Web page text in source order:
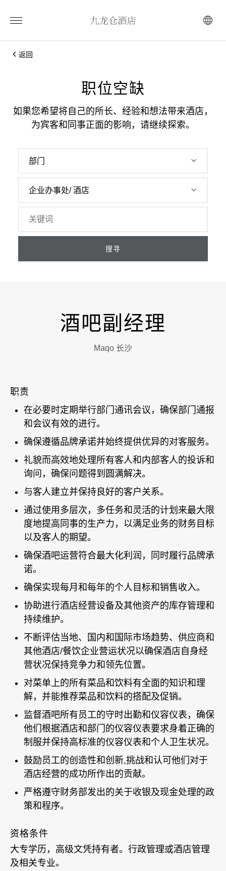
返回
职位空缺
如果您希望将自己的所长、经验和想法带来酒店，
为宾客和同事正面的影响，请继续探索。
部门
企业办事处/ 酒店
搜寻
酒吧副经理
Maqo 长沙
职责
在必要时定期举行部门通讯会议，确保部门通报
和会议有效的进行。
确保遵循品牌承诺并始终提供优异的对客服务。
礼貌而高效地处理所有客人和内部客人的投诉和
询问，确保问题得到圆满解决。
与客人建立并保持良好的客户关系。
通过使用多层次，多任务和灵活的计划来最大限
度地提高同事的生产力，以满足业务的财务目标
以及客人的期望。
确保酒吧运营符合最大化利润，同时履行品牌承
诺。
确保实现每月和每年的个人目标和销售收入。
协助进行酒店经营设备及其他资产的库存管理和
持续维护。
不断评估当地、国内和国际市场趋势、供应商和
其他酒店/餐饮企业营运状况以确保酒店自身经
营状况保持竞争力和领先位置。
对菜单上的所有菜品和饮料有全面的知识和理
解，并能推荐菜品和饮料的搭配及促销。
监督酒吧所有员工的守时出勤和仪容仪表，确保
他们根据酒店和部门的仪容仪表要求身着正确的
制服并保持高标准的仪容仪表和个人卫生状况。
鼓励员工的创造性和创新,挑战和认可他们对于
酒店经营的成功所作出的贡献。
严格遵守财务部发出的关于收银及现金处理的政
策和程序。
资格条件
大专学历，高级文凭持有者。行政管理或酒店管理
及相关专业。